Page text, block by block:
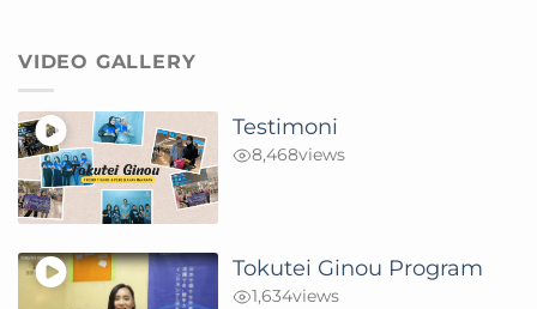
VIDEO GALLERY
Testimoni
8,468views
Tokutei Ginou Program
1,634views